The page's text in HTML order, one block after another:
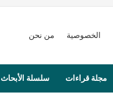
الخصوصية من نحن
مجلة قراءات سلسلة الأبحاث